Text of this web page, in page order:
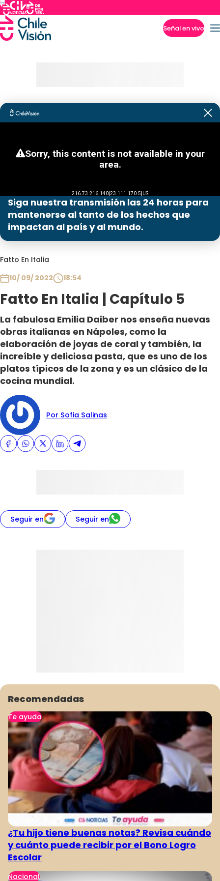
Señal en vivo
Siga nuestra transmisión las 24 horas para
mantenerse al tanto de los hechos que
impactan al país y al mundo.
Fatto En Italia
10/ 09/ 2022
18:54
Fatto En Italia | Capítulo 5
La fabulosa Emilia Daiber nos enseña nuevas
obras italianas en Nápoles, como la
elaboración de joyas de coral y también, la
increíble y deliciosa pasta, que es uno de los
platos típicos de la zona y es un clásico de la
cocina mundial.
Por Sofia Salinas
Seguir en Seguir en
Recomendadas
Te ayuda
¿Tu hijo tiene buenas notas? Revisa cuándo
y cuánto puede recibir por el Bono Logro
Escolar
Nacional
Programas
Contigo en Directo
Plan Perfecto
Sabingo
Todos Los Programas